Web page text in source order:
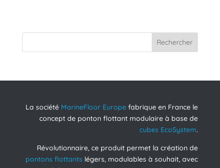
Rechercher
La société MarineFloor Europe fabrique en France le
concept de ponton flottant modulaire à base de
cubes EcoSystem.
Révolutionnaire, ce produit permet la création de
pontons flottants légers, modulables à souhait, avec